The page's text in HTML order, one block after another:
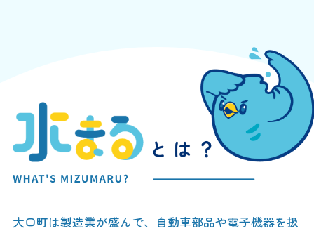
大口町は製造業が盛んで、自動車部品や電子機器を扱